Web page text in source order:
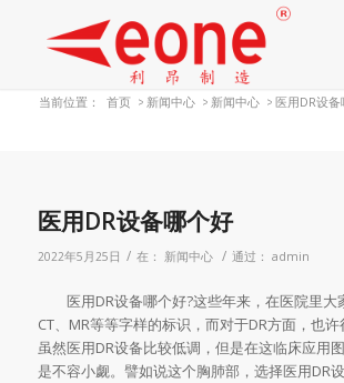
当前位置： 首页 > 新闻中心 > 新闻中心 > 医用DR设备
医用DR设备哪个好
2022年5月25日 / 在： 新闻中心 / 通过： admin
医用DR设备哪个好?这些年来，在医院里大
CT、MR等等字样的标识，而对于DR方面，也许
虽然医用DR设备比较低调，但是在这临床应用
是不容小觑。譬如说这个胸肺部，选择医用DR